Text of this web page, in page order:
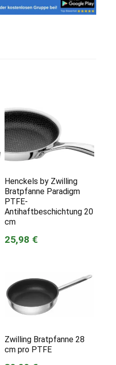
Henckels by Zwilling
Bratpfanne Paradigm
PTFE-
Antihaftbeschichtung 20
cm
25,98 €
Zwilling Bratpfanne 28
cm pro PTFE